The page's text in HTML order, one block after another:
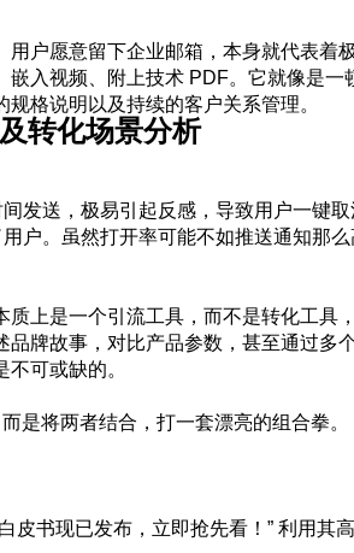
户愿意留下企业邮箱，本身就代表着
入视频、附上技术 PDF。它就像是一
格说明以及持续的客户关系管理。
转化场景分析
发送，极易引起反感，导致用户一键
户。虽然打开率可能不如推送通知那
上是一个引流工具，而不是转化工具
牌故事，对比产品参数，甚至通过多
可或缺的。
是将两者结合，打一套漂亮的组合拳。
书现已发布，立即抢先看！” 利用其